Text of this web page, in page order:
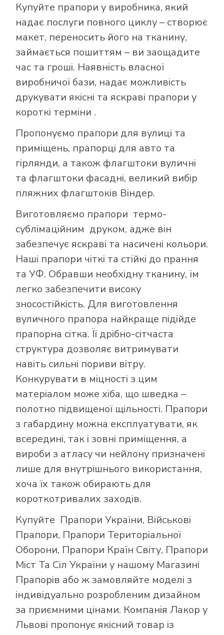
Купуйте прапори у виробника, який
надає послуги повного циклу – створює
макет, переносить його на тканину,
займається пошиттям – ви заощадите
час та гроші. Наявність власної
виробничої бази, надає можливість
друкувати якісні та яскраві прапори у
короткі терміни .
Пропонуємо прапори для вулиці та
приміщень, прапорці для авто та
гірлянди, а також флагштоки вуличні
та флагштоки фасадні, великий вибір
пляжних флагштоків Віндер.
Виготовляємо прапори термо-
сублімаційним друком, адже він
забезпечує яскраві та насичені кольори.
Наші прапори чіткі та стійкі до прання
та УФ. Обравши необхідну тканину, їм
легко забезпечити високу
зносостійкість. Для виготовлення
вуличного прапора найкраще підійде
прапорна сітка. Її дрібно-сітчаста
структура дозволяє витримувати
навіть сильні пориви вітру.
Конкурувати в міцності з цим
матеріалом може хіба, що шведка –
полотно підвищеної щільності. Прапори
з габардину можна експлуатувати, як
всередині, так і зовні приміщення, а
вироби з атласу чи нейлону призначені
лише для внутрішнього використання,
хоча їх також обирають для
короткотривалих заходів.
Купуйте Прапори України, Військові
Прапори, Прапори Територіальної
Оборони, Прапори Країн Світу, Прапори
Міст Та Сіл України у нашому Магазині
Прапорів або ж замовляйте моделі з
індивідуально розробленим дизайном
за приємними цінами. Компанія Лакор у
Львові пропонує якісний товар із